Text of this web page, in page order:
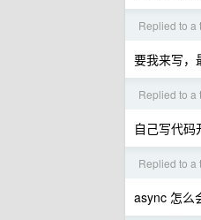
Replied to a
要我来写，
Replied to a
自己写代码
Replied to a
async 怎么